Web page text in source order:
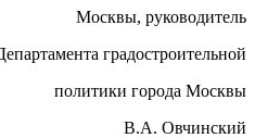
Москвы, руководитель
градостроительной
политики города Москвы
В.А. Овчинский